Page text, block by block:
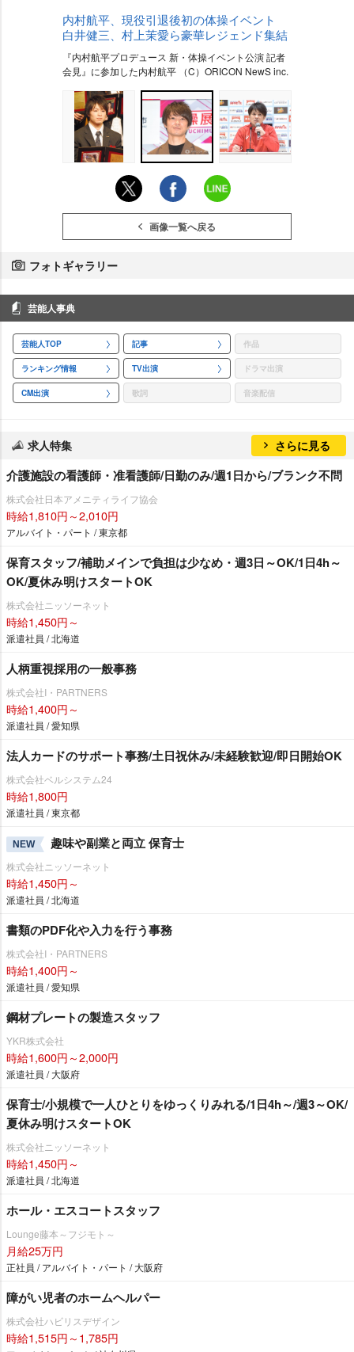
内村航平、現役引退後初の体操イベント
白井健三、村上茉愛ら豪華レジェンド集結
『内村航平プロデュース 新・体操イベント公演 記者
会見』に参加した内村航平 （C）ORICON NewS inc.
画像一覧へ戻る
フォトギャラリー
芸能人事典
芸能人TOP 記事 作品
ランキング情報 TV出演 ドラマ出演
CM出演 歌詞 音楽配信
求人特集 さらに見る
介護施設の看護師・准看護師/日勤のみ/週1日から/ブランク不問
株式会社日本アメニティライフ協会
時給1,810円～2,010円
アルバイト・パート / 東京都
保育スタッフ/補助メインで負担は少なめ・週3日～OK/1日4h～
OK/夏休み明けスタートOK
株式会社ニッソーネット
時給1,450円～
派遣社員 / 北海道
人柄重視採用の一般事務
株式会社I・PARTNERS
時給1,400円～
派遣社員 / 愛知県
法人カードのサポート事務/土日祝休み/未経験歓迎/即日開始OK
株式会社ベルシステム24
時給1,800円
派遣社員 / 東京都
NEW 趣味や副業と両立 保育士
株式会社ニッソーネット
時給1,450円～
派遣社員 / 北海道
書類のPDF化や入力を行う事務
株式会社I・PARTNERS
時給1,400円～
派遣社員 / 愛知県
鋼材プレートの製造スタッフ
YKR株式会社
時給1,600円～2,000円
派遣社員 / 大阪府
保育士/小規模で一人ひとりをゆっくりみれる/1日4h～/週3～OK/
夏休み明けスタートOK
株式会社ニッソーネット
時給1,450円～
派遣社員 / 北海道
ホール・エスコートスタッフ
Lounge藤本～フジモト～
月給25万円
正社員 / アルバイト・パート / 大阪府
障がい児者のホームヘルパー
株式会社ハビリスデザイン
時給1,515円～1,785円